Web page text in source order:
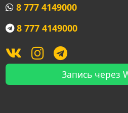
8 777 4149000
8 777 4149000
Запись через